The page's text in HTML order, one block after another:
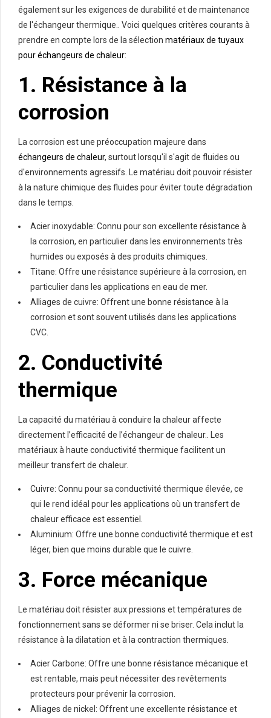
également sur les exigences de durabilité et de maintenance
de l'échangeur thermique.. Voici quelques critères courants à
prendre en compte lors de la sélection matériaux de tuyaux
pour échangeurs de chaleur:
1. Résistance à la
corrosion
La corrosion est une préoccupation majeure dans
échangeurs de chaleur, surtout lorsqu'il s'agit de fluides ou
d'environnements agressifs. Le matériau doit pouvoir résister
à la nature chimique des fluides pour éviter toute dégradation
dans le temps.
Acier inoxydable: Connu pour son excellente résistance à
la corrosion, en particulier dans les environnements très
humides ou exposés à des produits chimiques.
Titane: Offre une résistance supérieure à la corrosion, en
particulier dans les applications en eau de mer.
Alliages de cuivre: Offrent une bonne résistance à la
corrosion et sont souvent utilisés dans les applications
CVC.
2. Conductivité
thermique
La capacité du matériau à conduire la chaleur affecte
directement l’efficacité de l’échangeur de chaleur.. Les
matériaux à haute conductivité thermique facilitent un
meilleur transfert de chaleur.
Cuivre: Connu pour sa conductivité thermique élevée, ce
qui le rend idéal pour les applications où un transfert de
chaleur efficace est essentiel.
Aluminium: Offre une bonne conductivité thermique et est
léger, bien que moins durable que le cuivre.
3. Force mécanique
Le matériau doit résister aux pressions et températures de
fonctionnement sans se déformer ni se briser. Cela inclut la
résistance à la dilatation et à la contraction thermiques.
Acier Carbone: Offre une bonne résistance mécanique et
est rentable, mais peut nécessiter des revêtements
protecteurs pour prévenir la corrosion.
Alliages de nickel: Offrent une excellente résistance et